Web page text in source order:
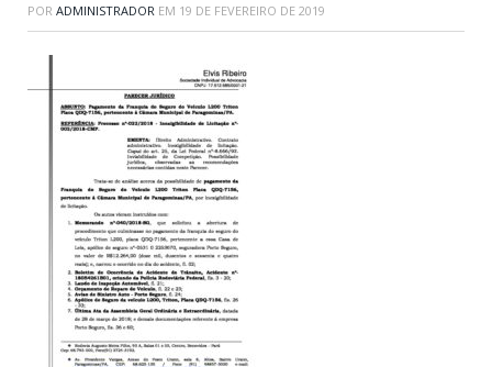
POR ADMINISTRADOR EM 19 DE FEVEREIRO DE 2019